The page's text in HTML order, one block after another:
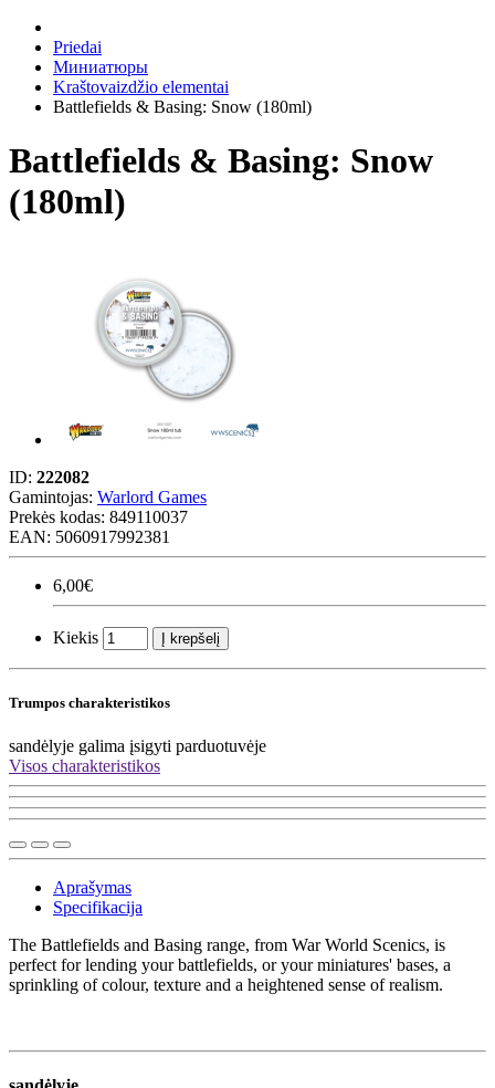
Priedai
Миниатюры
Kraštovaizdžio elementai
Battlefields & Basing: Snow (180ml)
Battlefields & Basing: Snow
(180ml)
ID: 222082
Gamintojas: Warlord Games
Prekės kodas: 849110037
EAN: 5060917992381
6,00€
Kiekis Į krepšelį
Trumpos charakteristikos
sandėlyje galima įsigyti parduotuvėje
Visos charakteristikos
Aprašymas
Specifikacija
The Battlefields and Basing range, from War World Scenics, is
perfect for lending your battlefields, or your miniatures' bases, a
sprinkling of colour, texture and a heightened sense of realism.